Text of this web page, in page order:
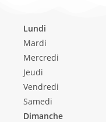
Lundi
Mardi
Mercredi
Jeudi
Vendredi
Samedi
Dimanche